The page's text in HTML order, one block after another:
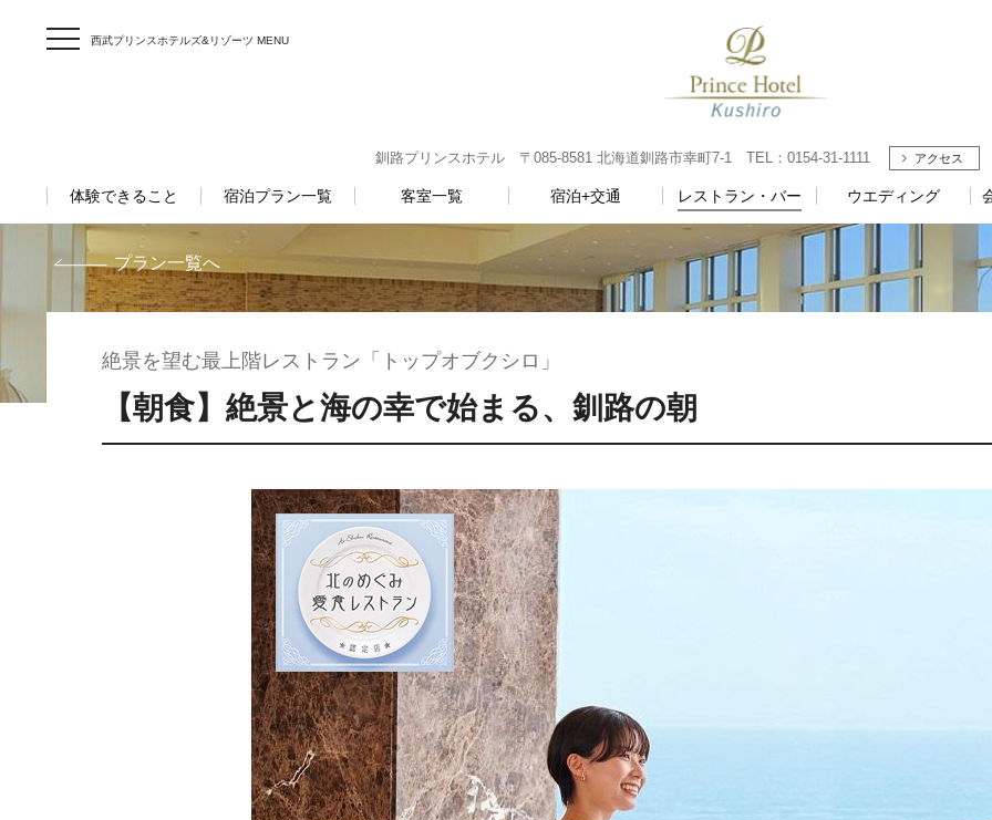
西武プリンスホテルズ&リゾーツ MENU
釧路プリンスホテル 〒085-8581 北海道釧路市幸町7-1 TEL：0154-31-1111 アクセス
体験できること 宿泊プラン一覧 客室一覧 宿泊+交通 レストラン・バー ウエディング
プラン一覧へ
絶景を望む最上階レストラン「トップオブクシロ」
【朝食】絶景と海の幸で始まる、釧路の朝